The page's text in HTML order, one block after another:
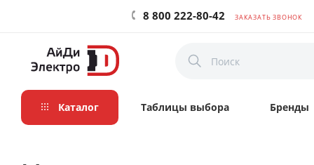
8 800 222-80-42 ЗАКАЗАТЬ ЗВОНОК
Каталог Таблицы выбора Бренды